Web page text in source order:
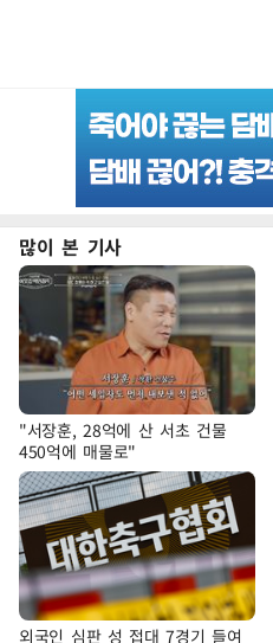
많이 본 기사
"서장훈, 28억에 산 서초 건물
450억에 매물로"
외국인 심판 성 접대 7경기 들여